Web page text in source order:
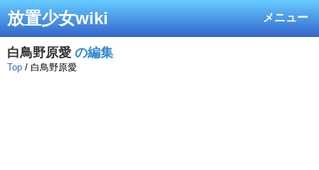
メニュー
放置少女wiki
白鳥野原愛 の編集
Top / 白鳥野原愛